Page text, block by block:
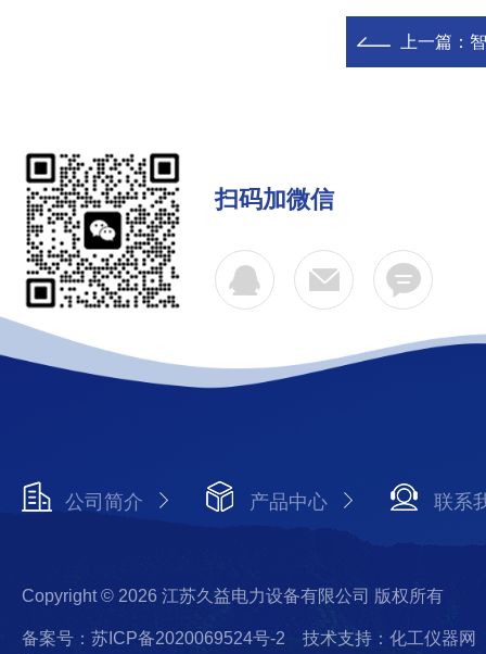
上一篇：
扫码加微信
公司简介 产品中心 联系
Copyright © 2026 江苏久益电力设备有限公司 版权所有
备案号：苏ICP备2020069524号-2
技术支持：化工仪器网